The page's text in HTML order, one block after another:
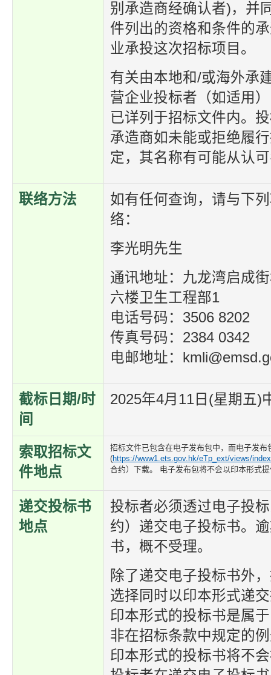
别承造商经确认者)，并
件列出的资格和条件的
业承投这次招标项目。
有关由本地和/或海外承
营企业投标者（如适用
已详列于招标文件内。
承造商如未能或拒绝履
定，其名称有可能从认
联络方法
如有任何查询，请与下
络：
李光明先生
通讯地址：九龙湾启成
六楼卫生工程部1
电话号码：3506 8202
传真号码：2384 0342
电邮地址：
截标日期/时
间
2025年4月11日(星期五)
索取招标文
件地点
招标文件已包含在电子发布包中，而电子发布
(https://www1.ets.gov.hk/eTp_ext/views/
合约）下载。 电子发布包将不会以印本形式
递交投标书
地点
投标者必须透过电子投
约）递交电子投标书。
书，概不受理。
除了递交电子投标书外
选择同时以印本形式递
印本形式的投标书是属
非在招标条款中规定的
印本形式的投标书将不